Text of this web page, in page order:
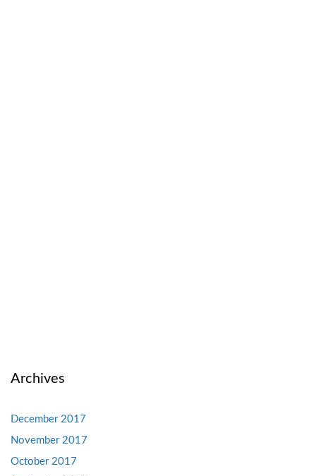
Archives
December 2017
November 2017
October 2017